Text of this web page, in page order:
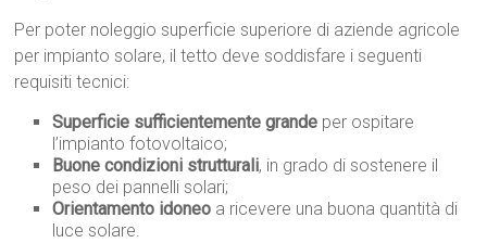
Per poter noleggio superficie superiore di aziende agricole
per impianto solare, il tetto deve soddisfare i seguenti
requisiti tecnici:
Superficie sufficientemente grande per ospitare
l’impianto fotovoltaico;
Buone condizioni strutturali, in grado di sostenere il
peso dei pannelli solari;
Orientamento idoneo a ricevere una buona quantità di
luce solare.